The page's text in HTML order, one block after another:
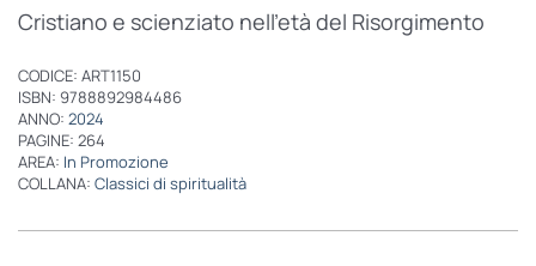
Cristiano e scienziato nell’età del Risorgimento
CODICE: ART1150
ISBN: 9788892984486
ANNO: 2024
PAGINE: 264
AREA: In Promozione
COLLANA: Classici di spiritualità